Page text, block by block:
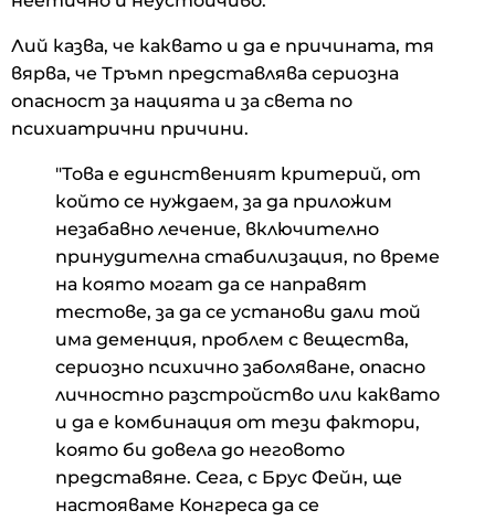
Лий казва, че каквато и да е причината, тя
вярва, че Тръмп представлява сериозна
опасност за нацията и за света по
психиатрични причини.
"Това е единственият критерий, от
който се нуждаем, за да приложим
незабавно лечение, включително
принудителна стабилизация, по време
на която могат да се направят
тестове, за да се установи дали той
има деменция, проблем с вещества,
сериозно психично заболяване, опасно
личностно разстройство или каквато
и да е комбинация от тези фактори,
която би довела до неговото
представяне. Сега, с Брус Фейн, ще
настояваме Конгреса да се